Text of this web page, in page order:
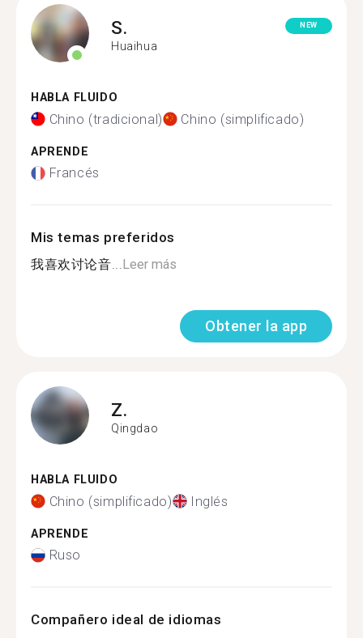
S.
Huaihua
NEW
HABLA FLUIDO
Chino (tradicional) Chino (simplificado)
APRENDE
Francés
Mis temas preferidos
我喜欢讨论音...Leer más
Obtener la app
Z.
Qingdao
HABLA FLUIDO
Chino (simplificado) Inglés
APRENDE
Ruso
Compañero ideal de idiomas